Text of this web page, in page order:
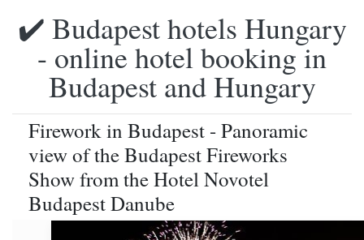
✔️ Budapest hotels Hungary
- online hotel booking in
Budapest and Hungary
Firework in Budapest - Panoramic
view of the Budapest Fireworks
Show from the Hotel Novotel
Budapest Danube